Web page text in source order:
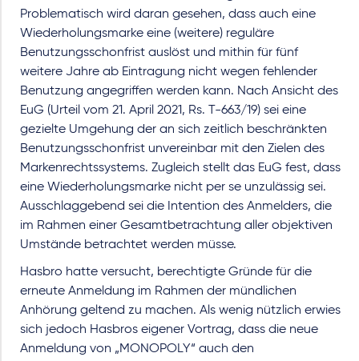
Problematisch wird daran gesehen, dass auch eine
Wiederholungsmarke eine (weitere) reguläre
Benutzungsschonfrist auslöst und mithin für fünf
weitere Jahre ab Eintragung nicht wegen fehlender
Benutzung angegriffen werden kann. Nach Ansicht des
EuG (Urteil vom 21. April 2021, Rs. T-663/19) sei eine
gezielte Umgehung der an sich zeitlich beschränkten
Benutzungsschonfrist unvereinbar mit den Zielen des
Markenrechtssystems. Zugleich stellt das EuG fest, dass
eine Wiederholungsmarke nicht per se unzulässig sei.
Ausschlaggebend sei die Intention des Anmelders, die
im Rahmen einer Gesamtbetrachtung aller objektiven
Umstände betrachtet werden müsse.
Hasbro hatte versucht, berechtigte Gründe für die
erneute Anmeldung im Rahmen der mündlichen
Anhörung geltend zu machen. Als wenig nützlich erwies
sich jedoch Hasbros eigener Vortrag, dass die neue
Anmeldung von „MONOPOLY“ auch den